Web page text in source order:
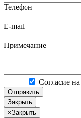
Телефон
E-mail
Примечание
Согласие на
Отправить
Закрыть
×Закрыть